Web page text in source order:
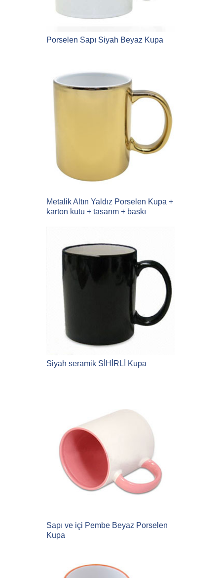
Porselen Sapı Siyah Beyaz Kupa
Metalik Altın Yaldız Porselen Kupa +
karton kutu + tasarım + baskı
Siyah seramik SİHİRLİ Kupa
Sapı ve içi Pembe Beyaz Porselen
Kupa